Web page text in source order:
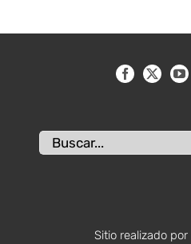
Buscar:
Sitio realizado por